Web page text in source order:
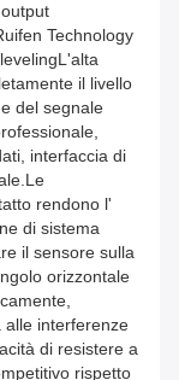
Technology
il livello
del segnale
interfaccia di
rendono l'
di sistema
il sensore sulla
orizzontale
alle interferenze
di resistere a
rispetto